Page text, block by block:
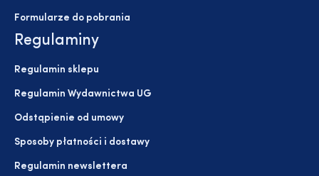
Formularze do pobrania
Regulaminy
Regulamin sklepu
Regulamin Wydawnictwa UG
Odstąpienie od umowy
Sposoby płatności i dostawy
Regulamin newslettera